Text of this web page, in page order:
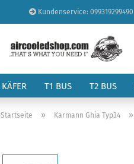
Kundenservice: 099319299490
KÄFER T1 BUS T2 BUS
Startseite » Karmann Ghia Typ34 »